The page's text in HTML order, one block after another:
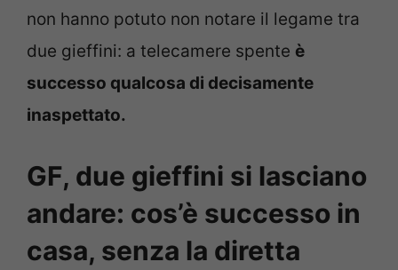
non hanno potuto non notare il legame tra
due gieffini: a telecamere spente è
successo qualcosa di decisamente
inaspettato.
GF, due gieffini si lasciano
andare: cos’è successo in
casa, senza la diretta